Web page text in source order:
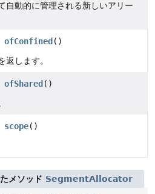
自動的に管理される新しいアリー
ofConfined ()
返します。
ofShared ()
scope()
メソッド SegmentAllocator